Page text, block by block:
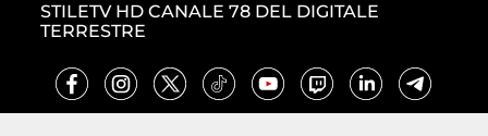
STILETV HD CANALE 78 DEL DIGITALE
TERRESTRE